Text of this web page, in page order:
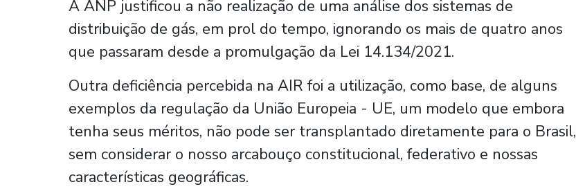
A ANP justificou a não realização de uma análise dos sistemas de
distribuição de gás, em prol do tempo, ignorando os mais de quatro anos
que passaram desde a promulgação da Lei 14.134/2021.
Outra deficiência percebida na AIR foi a utilização, como base, de alguns
exemplos da regulação da União Europeia - UE, um modelo que embora
tenha seus méritos, não pode ser transplantado diretamente para o Brasil,
sem considerar o nosso arcabouço constitucional, federativo e nossas
características geográficas.